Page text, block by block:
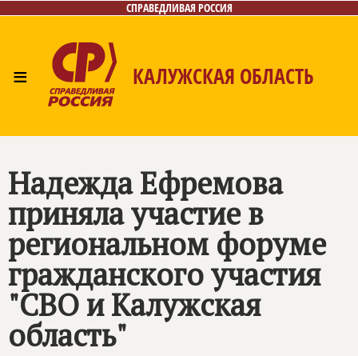
СПРАВЕДЛИВАЯ РОССИЯ
≡ КАЛУЖСКАЯ ОБЛАСТЬ
Контакты
Надежда Ефремова
приняла участие в
региональном форуме
гражданского участия
"СВО и Калужская
область"